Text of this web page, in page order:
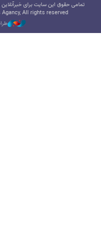
تمامی حقوق این سایت برای
All rights reserved